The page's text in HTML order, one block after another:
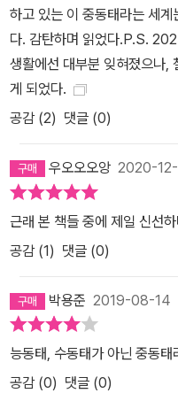
수밖에 없었다면, 이방의 철
했다. 그가 주목한 중동태는
이라고 설명되어온 그리스어
행하느냐 당하느냐가 문제될
가 과정의 바깥에 있느냐 안에
동의 대립 전에, 모든 언어의
다. 말하자면, 행위의 주체보
다는 것. 사건에 주체를 귀속
상태를 말로 설명하는 건 심히
문제에 대해 얘기를 하다 보면
이 상태를 극복하기 위해 주체
동적으로 ‘되는대로 놔두든가
수동인 것처럼 이야기가 전개
하고 있는 이 중동태라는 세
다. 감탄하며 읽었다.P.S.
생활에선 대부분 잊혀졌으나,
게 되었다.
공감 (2) 댓글 (0)
우오오오앙 2020-
근래 본 책들 중에 제일 신선
공감 (1) 댓글 (0)
박용준 2019-08-14
능동태, 수동태가 아닌 중동태
공감 (0) 댓글 (0)